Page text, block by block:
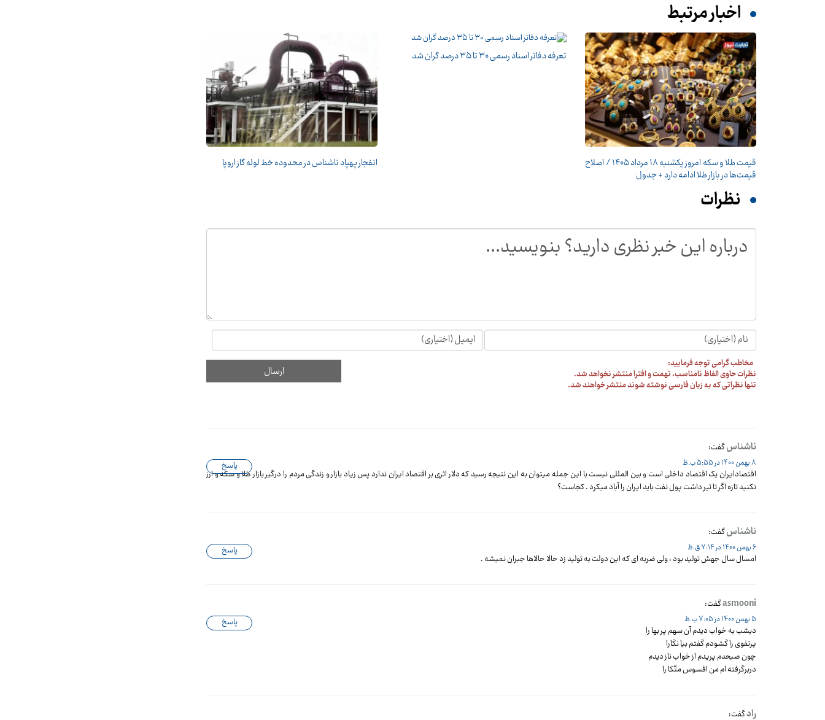
اخبار مرتبط
قیمت طلا و سکه امروز یکشنبه ۱۸ مرداد ۱۴۰۵ / اصلاح
قیمت‌ها در بازار طلا ادامه دارد + جدول
تعرفه دفاتر اسناد رسمی ۳۰ تا ۳۵ درصد گران شد
انفجار پهپاد ناشناس در محدوده خط لوله گاز اروپا
نظرات
مخاطب گرامی توجه فرمایید:
نظرات حاوی الفاظ نامناسب، تهمت و افترا منتشر نخواهد شد.
تنها نظراتی که به زبان فارسی نوشته شوند منتشر خواهند شد.
ناشناسگفت:
8 بهمن 1400 در 5:55 ب.ظ
اقتصادایران یک اقتصاد داخلی است و بین المللی نیست با این جمله میتوان به این نتیجه رسید که دلار اثری بر اقتصاد ایران ندارد پس زیاد بازار و زندگی مردم را درگیر بازار طلا و سکه و ارز
نکنید تازه اگر تا ثیر داشت پول نفت باید ایران را آباد میکرد . کجاست؟
پاسخ
ناشناسگفت:
6 بهمن 1400 در 7:14 ق.ظ
امسال سال جهش تولید بود ، ولی ضربه ای که این دولت به تولید زد حالا حالاها جبران نمیشه .
پاسخ
asmooniگفت:
5 بهمن 1400 در 7:05 ب.ظ
دیشب به خواب دیدم آن سهم پر بها را
پرتفوی را گشودم گفتم بیا نگارا
چون صبحدم پریدم از خواب ناز دیدم
دربرگرفته ام من افسوس متّکا را
پاسخ
رادگفت: